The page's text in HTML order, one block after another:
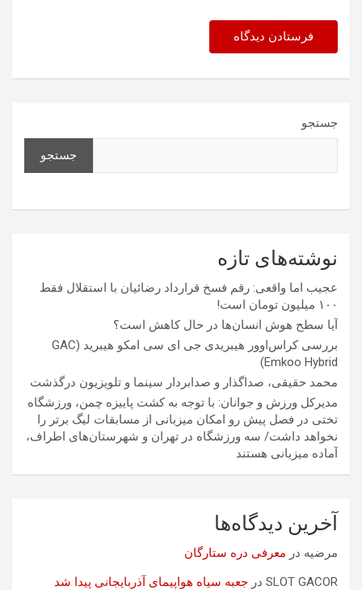
جستجو
جستجو
نوشته‌های تازه
عجیب اما واقعی: رقم فسخ قرارداد رضائیان با استقلال فقط
۱۰۰ میلیون تومان است!
آیا سطح هوش انسان‌ها در حال کاهش است؟
بررسی کراس‌اوور هیبریدی جی ای سی امکو هیبرید (GAC
Emkoo Hybrid)
محمد حقیقی، صداگذار و صدابردار سینما و تلویزیون درگذشت
مدیرکل ورزش و جوانان: با توجه به کشت پاییزه چمن، ورزشگاه
تختی در فصل پیش رو امکان میزبانی از مسابقات لیگ برتر را
نخواهد داشت/ سه ورزشگاه در تهران و شهرستان‌های اطراف،
آماده میزبانی هستند
آخرین دیدگاه‌ها
مرضیه در معرفی دره ستارگان
SLOT GACOR در جعبه سیاه هواپیمای آذربایجانی پیدا شد